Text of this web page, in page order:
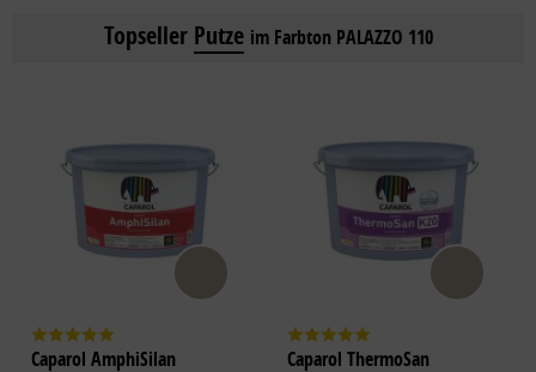
Topseller Putze im Farbton PALAZZO 110
Caparol AmphiSilan
Caparol ThermoSan